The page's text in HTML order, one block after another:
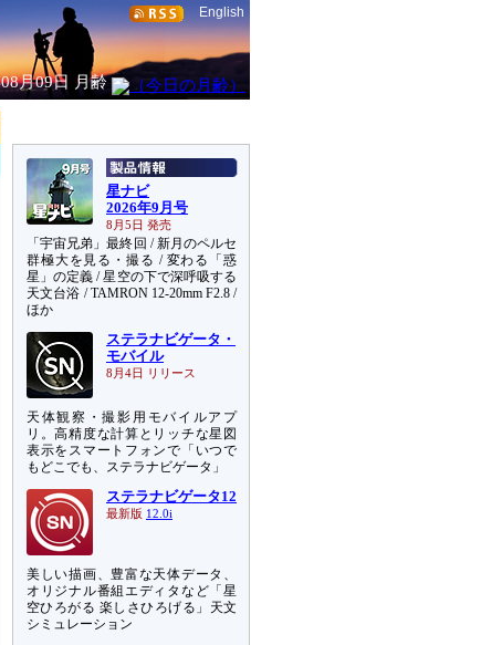
English
月09日 月齢
星ナビ
2026年9月号
8月5日 発売
「宇宙兄弟」最終回 / 新月のペルセ
群極大を見る・撮る / 変わる「惑
星」の定義 / 星空の下で深呼吸する
天文台浴 / TAMRON 12-20mm F2.8 /
ほか
ステラナビゲータ・
モバイル
8月4日 リリース
天体観察・撮影用モバイルアプ
リ。高精度な計算とリッチな星図
表示をスマートフォンで「いつで
もどこでも、ステラナビゲータ」
ステラナビゲータ12
最新版 12.0i
美しい描画、豊富な天体データ、
オリジナル番組エディタなど「星
空ひろがる 楽しさひろげる」天文
シミュレーション